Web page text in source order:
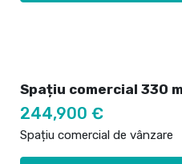
Spațiu comercial 330
244,900 €
Spațiu comercial de vânzare